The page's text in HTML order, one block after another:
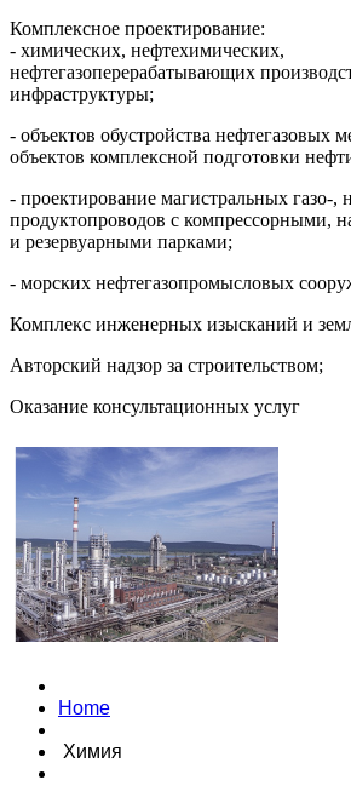
Комплексное проектирование:
- химических, нефтехимических,
нефтегазоперерабатывающих
инфраструктуры;
- объектов обустройства нефтегазовых
объектов комплексной подготовки
- проектирование магистральных газо-,
продуктопроводов с компрессорными,
и резервуарными парками;
- морских нефтегазопромысловых
Комплекс инженерных изысканий и
Авторский надзор за строительством;
Оказание консультационных услуг
Home
Химия